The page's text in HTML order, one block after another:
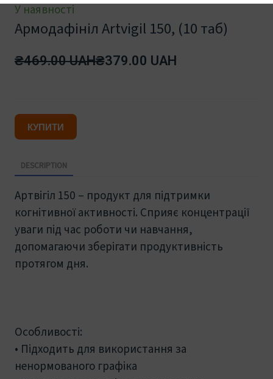
У наявності
Армодафініл Artvigil 150, (10 таб)
₴469.00 UAH₴379.00 UAH
КУПИТИ
DESCRIPTION
Артвігіл 150 – продукт для підтримки
когнітивної активності. Сприяє концентрації
уваги під час роботи чи навчання,
допомагаючи зберігати продуктивність
протягом дня.
Особливості:
• Підходить для використання за
ненормованого графіка